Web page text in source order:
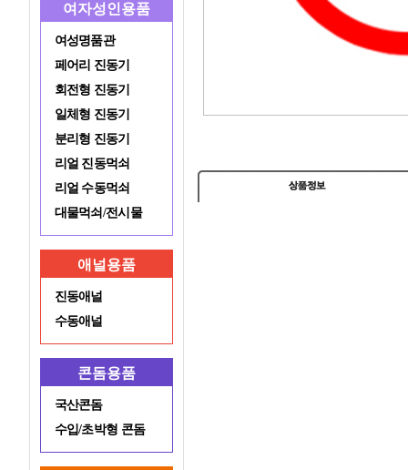
여자성인용품
여성명품관
페어리 진동기
회전형 진동기
일체형 진동기
분리형 진동기
리얼 진동먹쇠
리얼 수동먹쇠
대물먹쇠/전시물
애널용품
진동애널
수동애널
콘돔용품
국산콘돔
수입/초박형 콘돔